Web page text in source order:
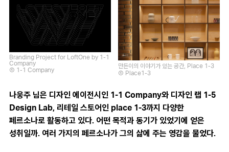
Branding Project for LoftOne by 1-1
Company
Ⓒ 1-1 Company
만든이의 이야기가 있는 공간, Place 1-3
Ⓒ Place1-3
나웅주 님은 디자인 에이전시인 1-1 Company와 디자인 랩 1-5
Design Lab, 리테일 스토어인 place 1-3까지 다양한
페르소나로 활동하고 있다. 어떤 목적과 동기가 있었기에 얻은
성취일까. 여러 가지의 페르소나가 그의 삶에 주는 영감을 물었다.